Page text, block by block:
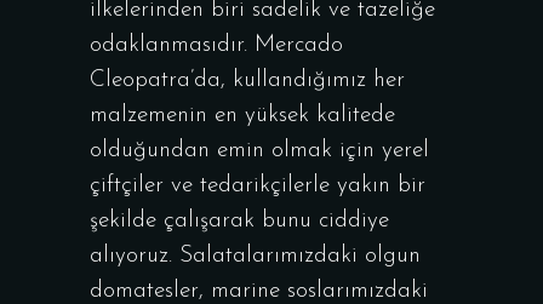
ilkelerinden biri sadelik ve tazeliğe
odaklanmasıdır. Mercado
Cleopatra’da, kullandığımız her
malzemenin en yüksek kalitede
olduğundan emin olmak için yerel
çiftçiler ve tedarikçilerle yakın bir
şekilde çalışarak bunu ciddiye
alıyoruz. Salatalarımızdaki olgun
domatesler, marine soslarımızdaki